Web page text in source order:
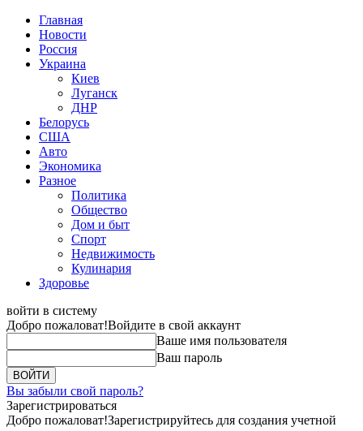
Главная
Новости
Россия
Украина
Киев
Луганск
ДНР
Белорусь
США
Авто
Экономика
Разное
Политика
Общество
Дом и быт
Спорт
Недвижимость
Кулинария
Здоровье
войти в систему
Добро пожаловат!Войдите в свой аккаунт
Ваше имя пользователя
Ваш пароль
Вы забыли свой пароль?
Зарегистрироваться
Добро пожаловат!Зарегистрируйтесь для создания учетной